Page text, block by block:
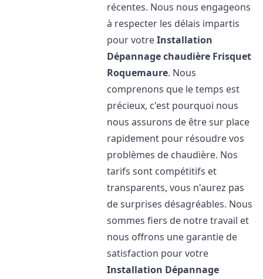
récentes. Nous nous engageons
à respecter les délais impartis
pour votreInstallation
Dépannage chaudière Frisquet
Roquemaure. Nous
comprenons que le temps est
précieux, c'est pourquoi nous
nous assurons de être sur place
rapidement pour résoudre vos
problèmes de chaudière. Nos
tarifs sont compétitifs et
transparents, vous n'aurez pas
de surprises désagréables. Nous
sommes fiers de notre travail et
nous offrons une garantie de
satisfaction pour votre
Installation Dépannage